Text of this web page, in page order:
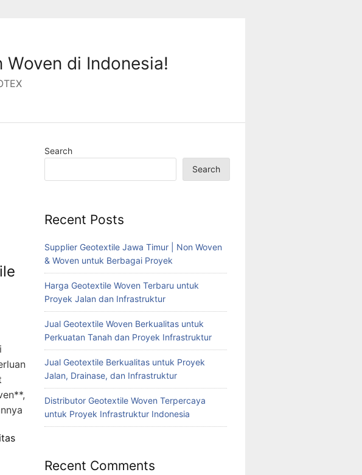
di Indonesia!
Search
Search
Recent Posts
Supplier Geotextile Jawa Timur | Non Woven
& Woven untuk Berbagai Proyek
Harga Geotextile Woven Terbaru untuk
Proyek Jalan dan Infrastruktur
Jual Geotextile Woven Berkualitas untuk
Perkuatan Tanah dan Proyek Infrastruktur
Jual Geotextile Berkualitas untuk Proyek
Jalan, Drainase, dan Infrastruktur
Distributor Geotextile Woven Terpercaya
untuk Proyek Infrastruktur Indonesia
Recent Comments